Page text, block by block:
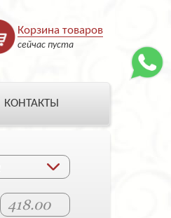
Корзина товаров
сейчас пуста
КОНТАКТЫ